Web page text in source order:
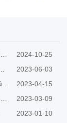
2024-10-25
2023-06-03
2023-04-15
2023-03-09
2023-01-10